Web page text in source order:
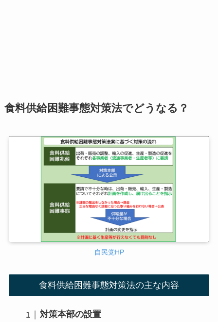
食料供給困難事態対策法でどうなる？
自民党HP
食料供給困難事態対策法の主な内容
対策本部の設置